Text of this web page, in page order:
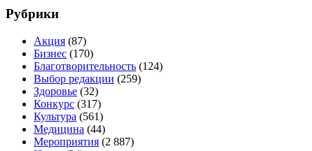
Рубрики
Акция (87)
Бизнес (170)
Благотворительность (124)
Выбор редакции (259)
Здоровье (32)
Конкурс (317)
Культура (561)
Медицина (44)
Мероприятия (2 887)